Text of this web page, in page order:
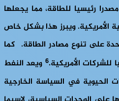
مصدرا رئيسيا للطاقة، مما يجعلها
الأمريكية. ويبرز هذا بشكل خاص
على تنوع مصادر الطاقة. كما
للشركات الأمريكية.6 ويعد النفط
الحيوية في السياسة الخارجية